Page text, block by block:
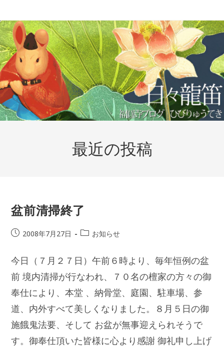
ン
テ
ン
ツ
へ
ス
キ
ッ
プ
最近の投稿
盆前清掃終了
投
公
開
日:
2008年7月27日
投
テ
ゴ
ー:
お知らせ
今日（７月２７日）午前６時より、毎年恒例の盆
前 境内清掃が行なわれ、７０名の檀家の方々の御
奉仕により、本堂 、納骨堂、庭園、駐車場、参
道、内外すべて美しくなりました。８月５日の御
施餓鬼法要、そして お盆が無事迎えられそうで
す。御奉仕頂いた皆様に心より感謝 御礼申し上げ